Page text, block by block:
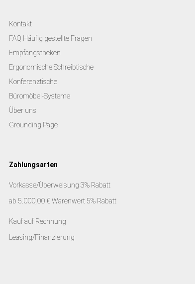
Kontakt
FAQ Häufig gestellte Fragen
Empfangstheken
Ergonomische Schreibtische
Konferenztische
Büromöbel-Systeme
Über uns
Grounding Page
Zahlungsarten
Vorkasse/Überweisung 3% Rabatt
ab 5.000,00 € Warenwert 5% Rabatt
Kauf auf Rechnung
Leasing/Finanzierung